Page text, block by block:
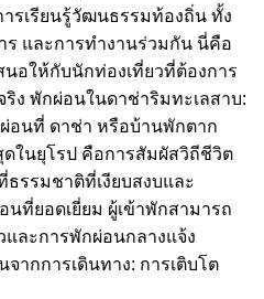
รเรียนรู้วัฒนธรรมท้องถิ่น ทั้ง
ร และการทำงานร่วมกัน นี่คือ
อให้กับนักท่องเที่ยวที่ต้องการ
ง พักผ่อนในดาช่าริมทะเลสาบ:
อนที่ ดาช่า หรือบ้านพักตาก
ในยุโรป คือการสัมผัสวิถีชีวิต
รรมชาติที่เงียบสงบและ
ที่ยอดเยี่ยม ผู้เข้าพักสามารถ
และการพักผ่อนกลางแจ้ง
ากการเดินทาง: การเติบโต